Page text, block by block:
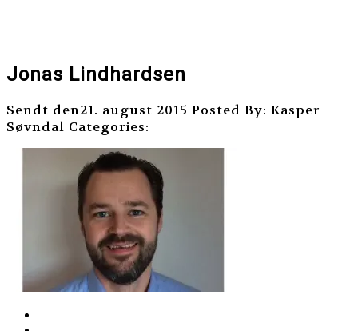
Jonas Lindhardsen
Sendt den21. august 2015 Posted By: Kasper
Søvndal Categories: